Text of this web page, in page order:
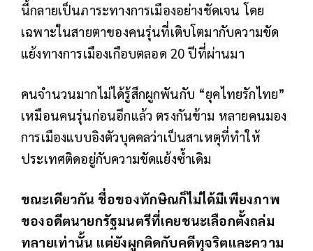
นี้กลายเป็นภาระทางการเมืองอย่างชัดเจน โดย
เฉพาะในสายตาของคนรุ่นที่เติบโตมากับความขัด
แย้งทางการเมืองเกือบตลอด 20 ปีที่ผ่านมา
คนจำนวนมากไม่ได้รู้สึกผูกพันกับ “ยุคไทยรักไทย”
เหมือนคนรุ่นก่อนอีกแล้ว ตรงกันข้าม หลายคนมอง
การเมืองแบบอิงตัวบุคคลว่าเป็นสาเหตุที่ทำให้
ประเทศติดอยู่กับความขัดแย้งซ้ำเดิม
ขณะเดียวกัน ชื่อของทักษิณก็ไม่ได้มีเพียงภาพ
ของอดีตนายกรัฐมนตรีที่เคยชนะเลือกตั้งถล่ม
ทลายเท่านั้น แต่ยังผูกติดกับคดีทุจริตและความ